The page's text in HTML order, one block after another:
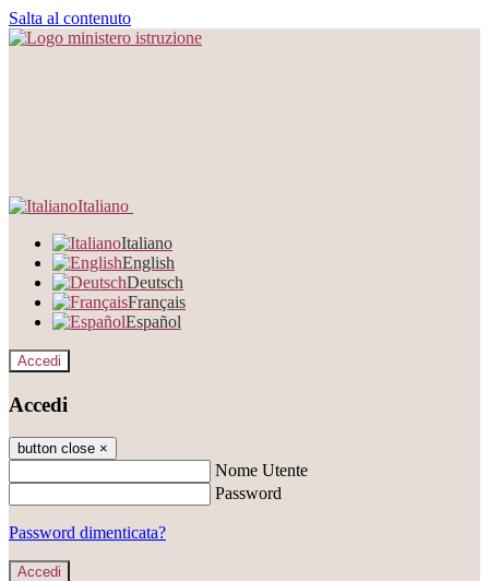
Salta al contenuto
Italiano
Italiano
English
Deutsch
Français
Español
Accedi
Accedi
button close ×
Nome Utente
Password
Password dimenticata?